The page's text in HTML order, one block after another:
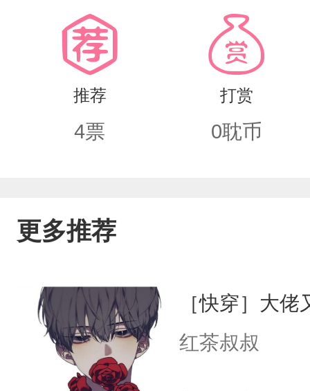
开花了。3阿锦最近老是犯困，要不然
死，“阿锦，你到底哪里不舒服啊？”
子。哦~结果了。【主角均已成年】
推荐
4票
打赏
0耽币
更多推荐
［快穿］大
红茶叔叔